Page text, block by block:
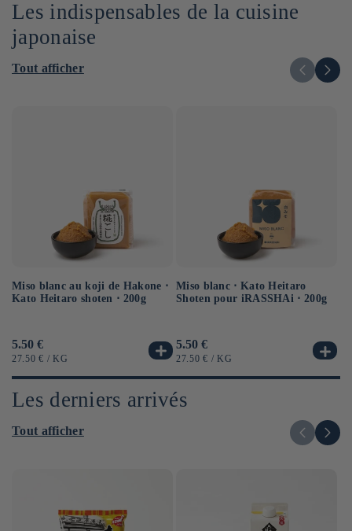
Les indispensables de la cuisine
japonaise
Tout afficher
Miso blanc au koji de Hakone ⋅
Kato Heitaro shoten ⋅ 200g
Prix
habituel
5.50 €
PRIX
27.50 € / PAR
KG
Miso blanc ⋅ Kato Heitaro
Shoten pour iRASSHAi ⋅ 200g
Prix
habituel
5.50 €
PRIX
27.50 € / PAR
KG
Les derniers arrivés
Tout afficher